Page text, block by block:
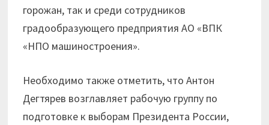
горожан, так и среди сотрудников
градообразующего предприятия АО «ВПК
«НПО машиностроения».
Необходимо также отметить, что Антон
Дегтярев возглавляет рабочую группу по
подготовке к выборам Президента России,